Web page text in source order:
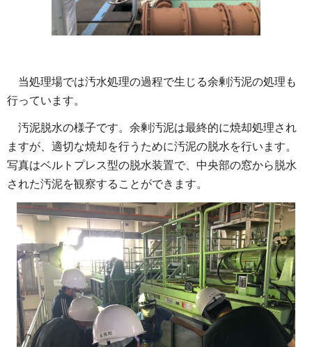
当処理場では汚水処理の過程で生じる余剰汚泥の処理も
行っています。
汚泥脱水の様子です。余剰汚泥は最終的に焼却処理され
ますが、適切な焼却を行うために汚泥の脱水を行います。
写真はベルトプレス型の脱水装置で、中央部の窓から脱水
された汚泥を観察することができます。